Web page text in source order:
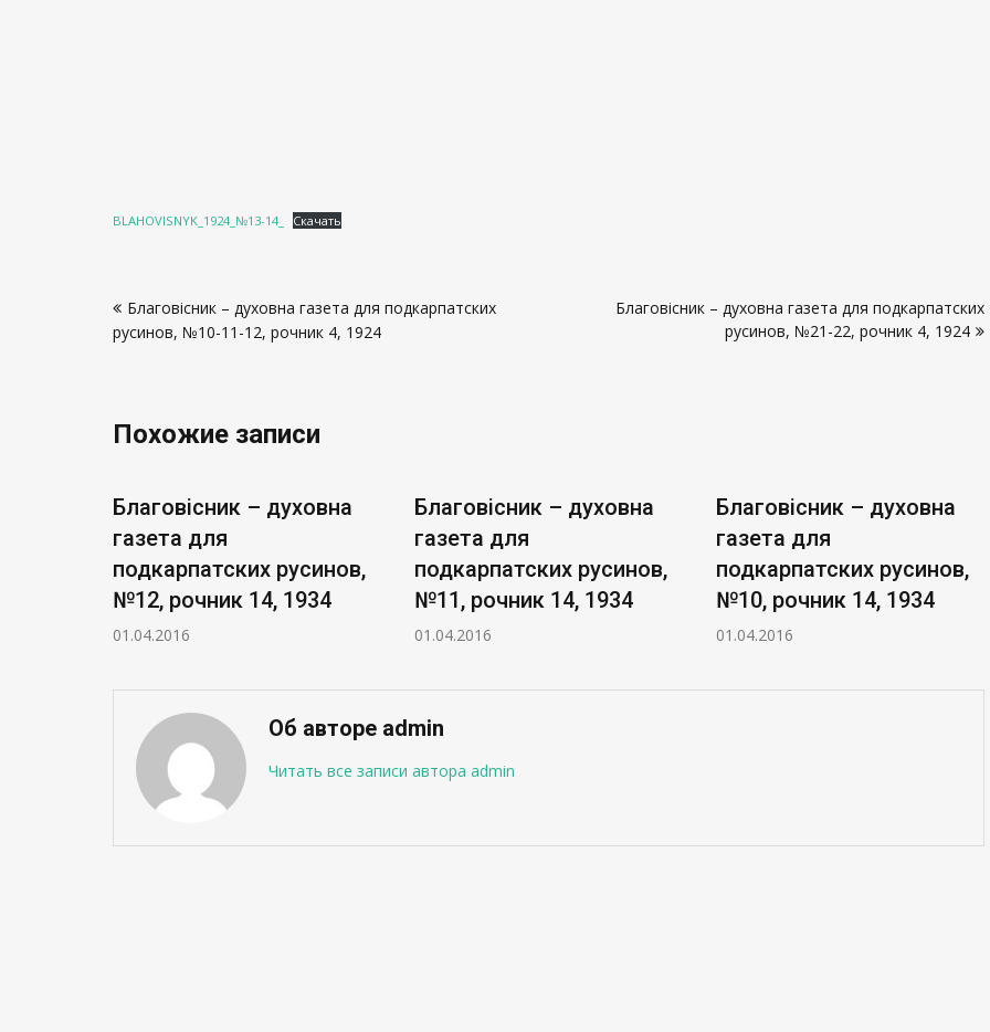
BLAHOVISNYK_1924_№13-14_ Скачать
поБлаговісник – духовна газета для подкарпатских
русинов, №10-11-12, рочник 4, 1924
Благовісник – духовна газета для подкарпатских
русинов, №21-22, рочник 4, 1924
Похожие записи
Благовісник – духовна
газета для
подкарпатских русинов,
№12, рочник 14, 1934
01.04.2016
Благовісник – духовна
газета для
подкарпатских русинов,
№11, рочник 14, 1934
01.04.2016
Благовісник – духовна
газета для
подкарпатских русинов,
№10, рочник 14, 1934
01.04.2016
Об авторе admin
Читать все записи автора admin